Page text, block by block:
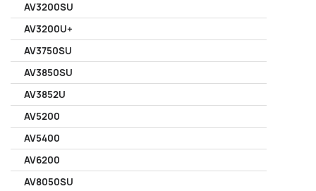
AV3200SU
AV3200U+
AV3750SU
AV3850SU
AV3852U
AV5200
AV5400
AV6200
AV8050SU